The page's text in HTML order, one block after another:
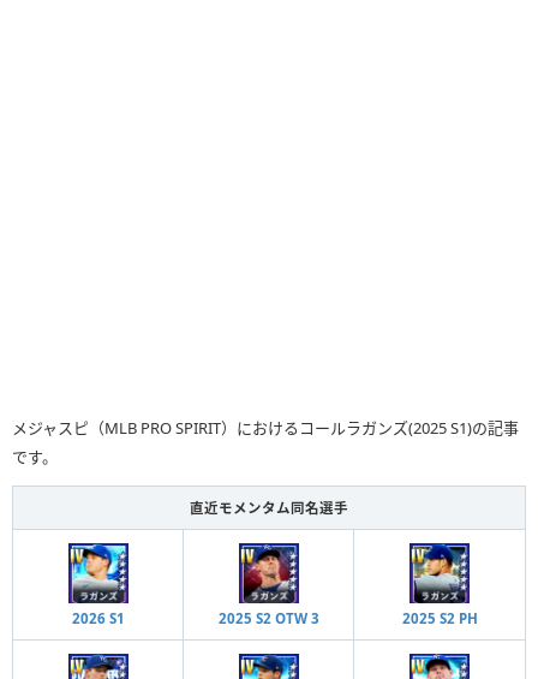
メジャスピ（MLB PRO SPIRIT）におけるコールラガンズ(2025 S1)の記事
です。
直近モメンタム同名選手
2026 S1 2025 S2 OTW 3 2025 S2 PH